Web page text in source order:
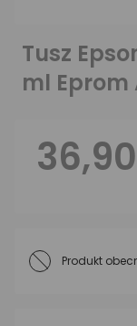
Tusz
ml Eprom
Produkt